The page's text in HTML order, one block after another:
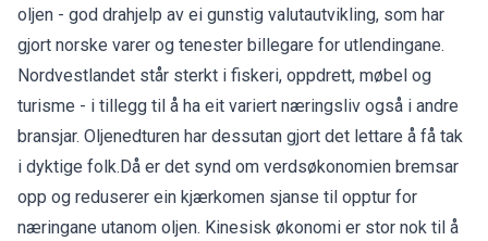
oljen - god drahjelp av ei gunstig valutautvikling, som har
gjort norske varer og tenester billegare for utlendingane.
Nordvestlandet står sterkt i fiskeri, oppdrett, møbel og
turisme - i tillegg til å ha eit variert næringsliv også i andre
bransjar. Oljenedturen har dessutan gjort det lettare å få tak
i dyktige folk.Då er det synd om verdsøkonomien bremsar
opp og reduserer ein kjærkomen sjanse til opptur for
næringane utanom oljen. Kinesisk økonomi er stor nok til å